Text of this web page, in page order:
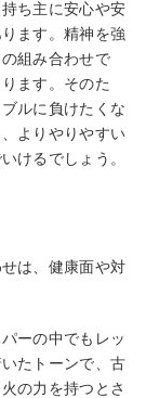
ち主に安心や安
ます。精神を強
組み合わせで
ます。そのた
ルに負けたくな
よりやりやすい
けるでしょう。
は、健康面や対
ーの中でもレッ
たトーンで、古
の力を持つとさ